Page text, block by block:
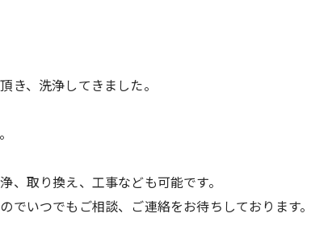
き、洗浄してきました。
取り換え、工事なども可能です。
いつでもご相談、ご連絡をお待ちしております。